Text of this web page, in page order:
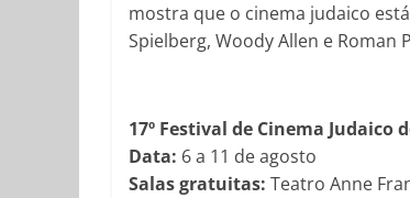
mostra que o cinema judaico
Spielberg, Woody Allen e Roman
17º Festival de Cinema Judaico
Data: 6 a 11 de agosto
Salas gratuitas: Teatro Anne